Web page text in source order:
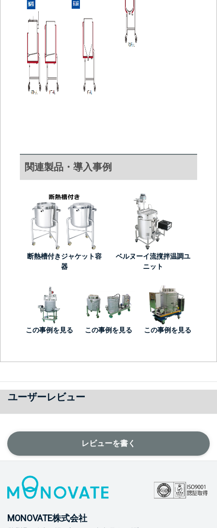
関連製品・導入事例
断熱槽付きジャケット容
器
ベルヌーイ流撹拌温調ユ
ニット
この事例を見る この事例を見る この事例を見る
ユーザーレビュー
レビューを書く
MONOVATE株式会社